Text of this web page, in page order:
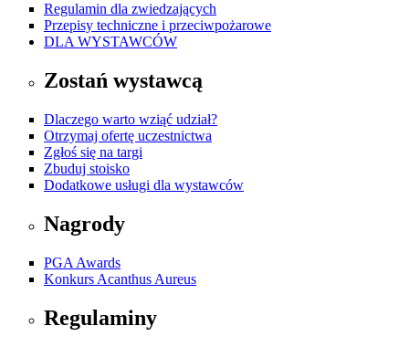
Regulamin dla zwiedzających
Przepisy techniczne i przeciwpożarowe
DLA WYSTAWCÓW
Zostań wystawcą
Dlaczego warto wziąć udział?
Otrzymaj ofertę uczestnictwa
Zgłoś się na targi
Zbuduj stoisko
Dodatkowe usługi dla wystawców
Nagrody
PGA Awards
Konkurs Acanthus Aureus
Regulaminy